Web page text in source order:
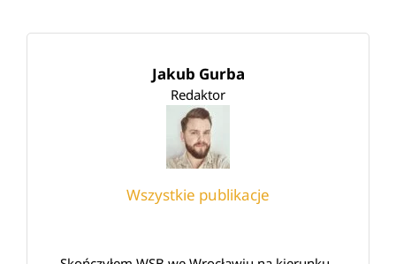
Jakub Gurba
Redaktor
Wszystkie publikacje